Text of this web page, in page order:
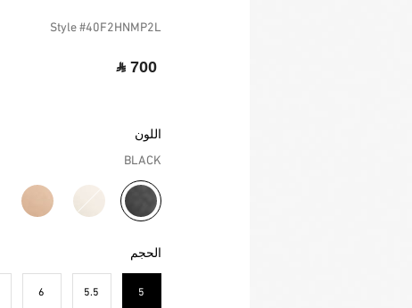
Style #40F2HNMP2L
‎ ⃁ 700 ‎
اللون
BLACK
مختار
الحجم
5
5.5
6